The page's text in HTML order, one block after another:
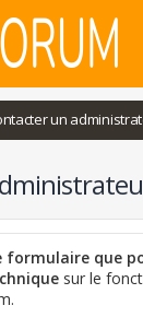
un
formulaire que
sur le